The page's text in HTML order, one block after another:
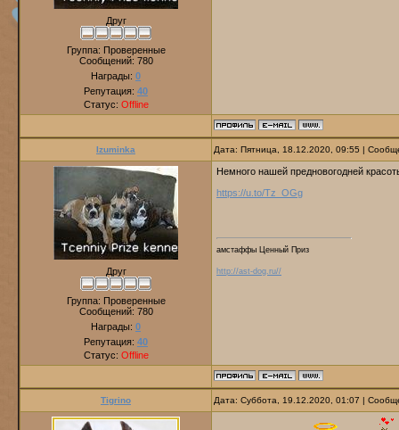
Друг
Группа: Проверенные
Сообщений: 780
Награды: 0
Репутация: 40
Статус: Offline
Izuminka Дата: Пятница, 18.12.2020, 09:55 |
Друг
Группа: Проверенные
Сообщений: 780
Награды: 0
Репутация: 40
Статус: Offline
Немного нашей предновогодней
https://u.to/Tz_OGg
амстаффы Ценный Приз
http://ast-dog.ru//
Tigrino Дата: Суббота, 19.12.2020, 01:07 |